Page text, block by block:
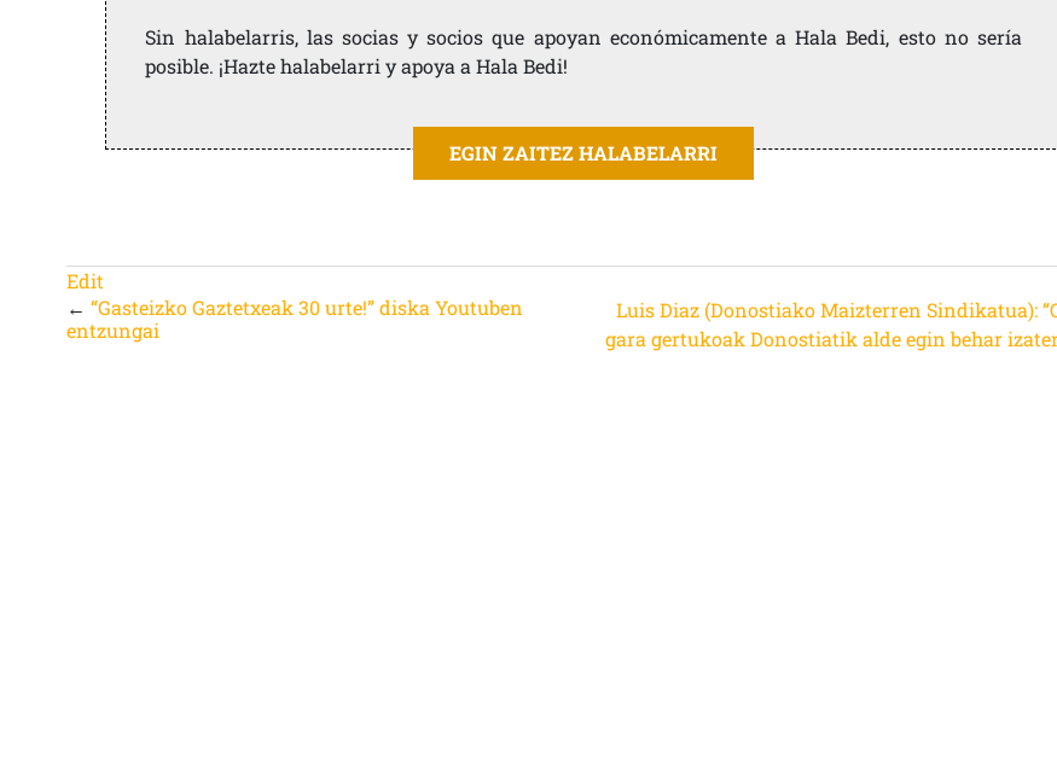
Sin halabelarris, las socias y socios que apoyan económicamente a Hala Bedi, esto no sería
posible. ¡Hazte halabelarri y apoya a Hala Bedi!
EGIN ZAITEZ HALABELARRI
Edit
←“Gasteizko Gaztetxeak 30 urte!” diska Youtuben
entzungai
Luis Diaz (Donostiako Maizterren Sindikatua):
gara gertukoak Donostiatik alde egin behar